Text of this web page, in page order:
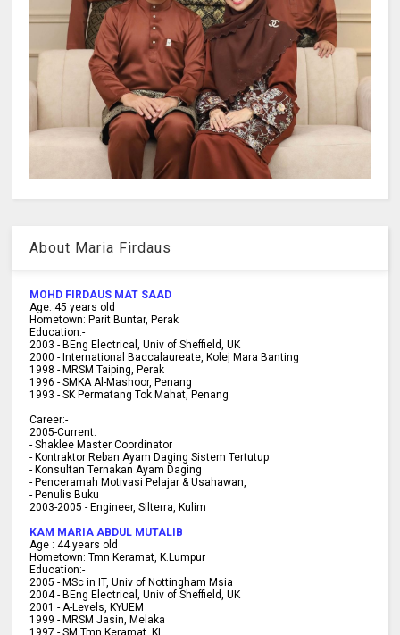
About Maria Firdaus
MOHD FIRDAUS MAT SAAD
Age: 45 years old
Hometown: Parit Buntar, Perak
Education:-
2003 -BEng Electrical, Univ of Sheffield, UK
2000 -International Baccalaureate, Kolej Mara Banting
1998 -MRSM Taiping, Perak
1996 - SMKA Al-Mashoor, Penang
1993 - SK Permatang Tok Mahat, Penang
Career:-
2005-Current:
- Shaklee Master Coordinator
- Kontraktor Reban Ayam Daging Sistem Tertutup
- Konsultan Ternakan Ayam Daging
- Penceramah Motivasi Pelajar & Usahawan,
- Penulis Buku
2003-2005 -Engineer, Silterra, Kulim
KAM MARIA ABDUL MUTALIB
Age : 44 years old
Hometown: Tmn Keramat, K.Lumpur
Education:-
2005 - MSc in IT, Univ of Nottingham Msia
2004 -BEng Electrical, Univ of Sheffield, UK
2001 - A-Levels, KYUEM
1999 -MRSM Jasin, Melaka
1997 -SM Tmn Keramat, KL